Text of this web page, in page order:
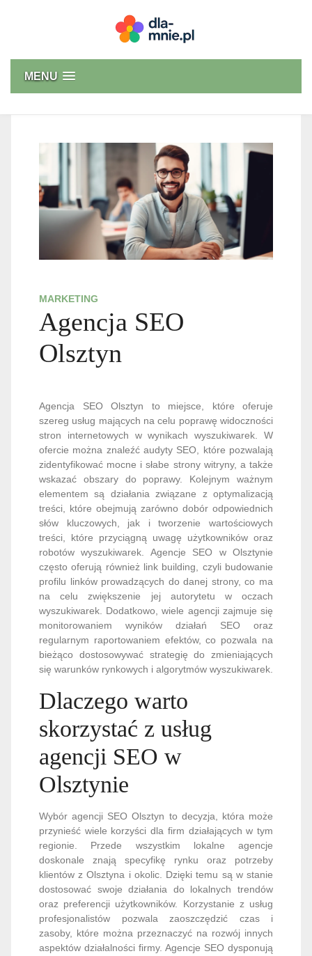
MENU
MARKETING
Agencja SEO
Olsztyn
Agencja SEO Olsztyn to miejsce, które oferuje
szereg usług mających na celu poprawę widoczności
stron internetowych w wynikach wyszukiwarek. W
ofercie można znaleźć audyty SEO, które pozwalają
zidentyfikować mocne i słabe strony witryny, a także
wskazać obszary do poprawy. Kolejnym ważnym
elementem są działania związane z optymalizacją
treści, które obejmują zarówno dobór odpowiednich
słów kluczowych, jak i tworzenie wartościowych
treści, które przyciągną uwagę użytkowników oraz
robotów wyszukiwarek. Agencje SEO w Olsztynie
często oferują również link building, czyli budowanie
profilu linków prowadzących do danej strony, co ma
na celu zwiększenie jej autorytetu w oczach
wyszukiwarek. Dodatkowo, wiele agencji zajmuje się
monitorowaniem wyników działań SEO oraz
regularnym raportowaniem efektów, co pozwala na
bieżąco dostosowywać strategię do zmieniających
się warunków rynkowych i algorytmów wyszukiwarek.
Dlaczego warto
skorzystać z usług
agencji SEO w
Olsztynie
Wybór agencji SEO Olsztyn to decyzja, która może
przynieść wiele korzyści dla firm działających w tym
regionie. Przede wszystkim lokalne agencje
doskonale znają specyfikę rynku oraz potrzeby
klientów z Olsztyna i okolic. Dzięki temu są w stanie
dostosować swoje działania do lokalnych trendów
oraz preferencji użytkowników. Korzystanie z usług
profesjonalistów pozwala zaoszczędzić czas i
zasoby, które można przeznaczyć na rozwój innych
aspektów działalności firmy. Agencje SEO dysponują